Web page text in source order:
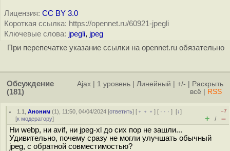
Лицензия: CC BY 3.0
Короткая ссылка: https://opennet.ru/60921-jpegli
Ключевые слова: jpegli, jpeg
При перепечатке указание ссылки на opennet.ru обязательно
Обсуждение
(181)
Ajax 1 уровень Линейный +/-
Раскрыть
всё
RSS
1.1 ,Аноним (1), 11:50, 04/04/2024 [ответить] [ ﹢﹢﹢] [ · · ·][↓]
[к модератору]
–7
+ / –
Ни webp, ни avif, ни jpeg-xl до сих пор не зашли...
Удивительно, почему сразу не могли улучшать обычный
jpeg, с обратной совместимостью?